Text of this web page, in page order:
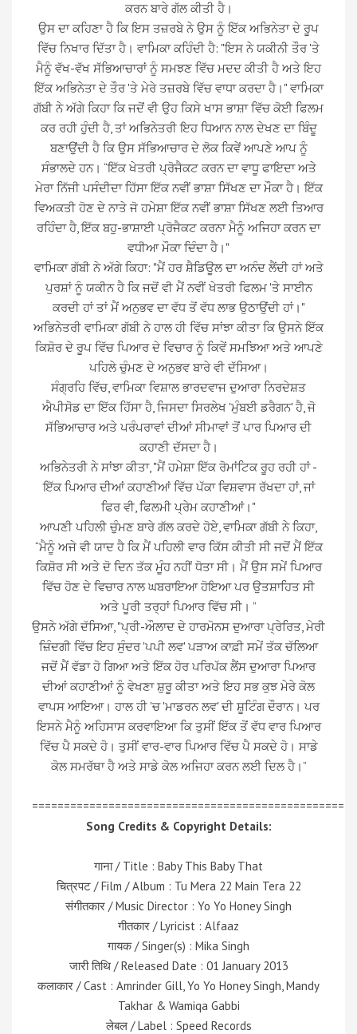
ਕਰਨ ਬਾਰੇ ਗੱਲ ਕੀਤੀ ਹੈ।
ਉਸ ਦਾ ਕਹਿਣਾ ਹੈ ਕਿ ਇਸ ਤਜ਼ਰਬੇ ਨੇ ਉਸ ਨੂੰ ਇੱਕ ਅਭਿਨੇਤਾ ਦੇ ਰੂਪ
ਵਿੱਚ ਨਿਖਾਰ ਦਿੱਤਾ ਹੈ। ਵਾਮਿਕਾ ਕਹਿੰਦੀ ਹੈ: "ਇਸ ਨੇ ਯਕੀਨੀ ਤੌਰ 'ਤੇ
ਮੈਨੂੰ ਵੱਖ-ਵੱਖ ਸੱਭਿਆਚਾਰਾਂ ਨੂੰ ਸਮਝਣ ਵਿੱਚ ਮਦਦ ਕੀਤੀ ਹੈ ਅਤੇ ਇਹ
ਇੱਕ ਅਭਿਨੇਤਾ ਦੇ ਤੌਰ 'ਤੇ ਮੇਰੇ ਤਜ਼ਰਬੇ ਵਿੱਚ ਵਾਧਾ ਕਰਦਾ ਹੈ।" ਵਾਮਿਕਾ
ਗੱਬੀ ਨੇ ਅੱਗੇ ਕਿਹਾ ਕਿ ਜਦੋਂ ਵੀ ਉਹ ਕਿਸੇ ਖਾਸ ਭਾਸ਼ਾ ਵਿੱਚ ਕੋਈ ਫਿਲਮ
ਕਰ ਰਹੀ ਹੁੰਦੀ ਹੈ, ਤਾਂ ਅਭਿਨੇਤਰੀ ਇਹ ਧਿਆਨ ਨਾਲ ਦੇਖਣ ਦਾ ਬਿੰਦੂ
ਬਣਾਉਂਦੀ ਹੈ ਕਿ ਉਸ ਸੱਭਿਆਚਾਰ ਦੇ ਲੋਕ ਕਿਵੇਂ ਆਪਣੇ ਆਪ ਨੂੰ
ਸੰਭਾਲਦੇ ਹਨ। “ਇੱਕ ਖੇਤਰੀ ਪ੍ਰੋਜੈਕਟ ਕਰਨ ਦਾ ਵਾਧੂ ਫਾਇਦਾ ਅਤੇ
ਮੇਰਾ ਨਿੱਜੀ ਪਸੰਦੀਦਾ ਹਿੱਸਾ ਇੱਕ ਨਵੀਂ ਭਾਸ਼ਾ ਸਿੱਖਣ ਦਾ ਮੌਕਾ ਹੈ। ਇੱਕ
ਵਿਅਕਤੀ ਹੋਣ ਦੇ ਨਾਤੇ ਜੋ ਹਮੇਸ਼ਾ ਇੱਕ ਨਵੀਂ ਭਾਸ਼ਾ ਸਿੱਖਣ ਲਈ ਤਿਆਰ
ਰਹਿੰਦਾ ਹੈ, ਇੱਕ ਬਹੁ-ਭਾਸ਼ਾਈ ਪ੍ਰੋਜੈਕਟ ਕਰਨਾ ਮੈਨੂੰ ਅਜਿਹਾ ਕਰਨ ਦਾ
ਵਧੀਆ ਮੌਕਾ ਦਿੰਦਾ ਹੈ।"
ਵਾਮਿਕਾ ਗੱਬੀ ਨੇ ਅੱਗੇ ਕਿਹਾ: "ਮੈਂ ਹਰ ਸ਼ੈਡਿਊਲ ਦਾ ਅਨੰਦ ਲੈਂਦੀ ਹਾਂ ਅਤੇ
ਪੁਰਸ਼ਾਂ ਨੂੰ ਯਕੀਨ ਹੈ ਕਿ ਜਦੋਂ ਵੀ ਮੈਂ ਨਵੀਂ ਖੇਤਰੀ ਫਿਲਮ 'ਤੇ ਸਾਈਨ
ਕਰਦੀ ਹਾਂ ਤਾਂ ਮੈਂ ਅਨੁਭਵ ਦਾ ਵੱਧ ਤੋਂ ਵੱਧ ਲਾਭ ਉਠਾਉਂਦੀ ਹਾਂ।"
ਅਭਿਨੇਤਰੀ ਵਾਮਿਕਾ ਗੱਬੀ ਨੇ ਹਾਲ ਹੀ ਵਿੱਚ ਸਾਂਝਾ ਕੀਤਾ ਕਿ ਉਸਨੇ ਇੱਕ
ਕਿਸ਼ੋਰ ਦੇ ਰੂਪ ਵਿੱਚ ਪਿਆਰ ਦੇ ਵਿਚਾਰ ਨੂੰ ਕਿਵੇਂ ਸਮਝਿਆ ਅਤੇ ਆਪਣੇ
ਪਹਿਲੇ ਚੁੰਮਣ ਦੇ ਅਨੁਭਵ ਬਾਰੇ ਵੀ ਦੱਸਿਆ।
ਸੰਗ੍ਰਹਿ ਵਿੱਚ, ਵਾਮਿਕਾ ਵਿਸ਼ਾਲ ਭਾਰਦਵਾਜ ਦੁਆਰਾ ਨਿਰਦੇਸ਼ਤ
ਐਪੀਸੋਡ ਦਾ ਇੱਕ ਹਿੱਸਾ ਹੈ, ਜਿਸਦਾ ਸਿਰਲੇਖ 'ਮੁੰਬਈ ਡਰੈਗਨ' ਹੈ, ਜੋ
ਸੱਭਿਆਚਾਰ ਅਤੇ ਪਰੰਪਰਾਵਾਂ ਦੀਆਂ ਸੀਮਾਵਾਂ ਤੋਂ ਪਾਰ ਪਿਆਰ ਦੀ
ਕਹਾਣੀ ਦੱਸਦਾ ਹੈ।
ਅਭਿਨੇਤਰੀ ਨੇ ਸਾਂਝਾ ਕੀਤਾ, "ਮੈਂ ਹਮੇਸ਼ਾ ਇੱਕ ਰੋਮਾਂਟਿਕ ਰੂਹ ਰਹੀ ਹਾਂ -
ਇੱਕ ਪਿਆਰ ਦੀਆਂ ਕਹਾਣੀਆਂ ਵਿੱਚ ਪੱਕਾ ਵਿਸ਼ਵਾਸ ਰੱਖਦਾ ਹਾਂ, ਜਾਂ
ਫਿਰ ਵੀ, ਫਿਲਮੀ ਪ੍ਰੇਮ ਕਹਾਣੀਆਂ।"
ਆਪਣੀ ਪਹਿਲੀ ਚੁੰਮਣ ਬਾਰੇ ਗੱਲ ਕਰਦੇ ਹੋਏ, ਵਾਮਿਕਾ ਗੱਬੀ ਨੇ ਕਿਹਾ,
“ਮੈਨੂੰ ਅਜੇ ਵੀ ਯਾਦ ਹੈ ਕਿ ਮੈਂ ਪਹਿਲੀ ਵਾਰ ਕਿੱਸ ਕੀਤੀ ਸੀ ਜਦੋਂ ਮੈਂ ਇੱਕ
ਕਿਸ਼ੋਰ ਸੀ ਅਤੇ ਦੋ ਦਿਨ ਤੱਕ ਮੂੰਹ ਨਹੀਂ ਧੋਤਾ ਸੀ। ਮੈਂ ਉਸ ਸਮੇਂ ਪਿਆਰ
ਵਿੱਚ ਹੋਣ ਦੇ ਵਿਚਾਰ ਨਾਲ ਘਬਰਾਇਆ ਹੋਇਆ ਪਰ ਉਤਸ਼ਾਹਿਤ ਸੀ
ਅਤੇ ਪੂਰੀ ਤਰ੍ਹਾਂ ਪਿਆਰ ਵਿੱਚ ਸੀ। ”
ਉਸਨੇ ਅੱਗੇ ਦੱਸਿਆ, "ਪ੍ਰੀ-ਔਲਾਦ ਦੇ ਹਾਰਮੋਨਸ ਦੁਆਰਾ ਪ੍ਰੇਰਿਤ, ਮੇਰੀ
ਜ਼ਿੰਦਗੀ ਵਿੱਚ ਇਹ ਸੁੰਦਰ 'ਪਪੀ ਲਵ' ਪੜਾਅ ਕਾਫ਼ੀ ਸਮੇਂ ਤੱਕ ਚੱਲਿਆ
ਜਦੋਂ ਮੈਂ ਵੱਡਾ ਹੋ ਗਿਆ ਅਤੇ ਇੱਕ ਹੋਰ ਪਰਿਪੱਕ ਲੈਂਸ ਦੁਆਰਾ ਪਿਆਰ
ਦੀਆਂ ਕਹਾਣੀਆਂ ਨੂੰ ਵੇਖਣਾ ਸ਼ੁਰੂ ਕੀਤਾ ਅਤੇ ਇਹ ਸਭ ਕੁਝ ਮੇਰੇ ਕੋਲ
ਵਾਪਸ ਆਇਆ। ਹਾਲ ਹੀ 'ਚ 'ਮਾਡਰਨ ਲਵ' ਦੀ ਸ਼ੂਟਿੰਗ ਦੌਰਾਨ। ਪਰ
ਇਸਨੇ ਮੈਨੂੰ ਅਹਿਸਾਸ ਕਰਵਾਇਆ ਕਿ ਤੁਸੀਂ ਇੱਕ ਤੋਂ ਵੱਧ ਵਾਰ ਪਿਆਰ
ਵਿੱਚ ਪੈ ਸਕਦੇ ਹੋ। ਤੁਸੀਂ ਵਾਰ-ਵਾਰ ਪਿਆਰ ਵਿੱਚ ਪੈ ਸਕਦੇ ਹੋ। ਸਾਡੇ
ਕੋਲ ਸਮਰੱਥਾ ਹੈ ਅਤੇ ਸਾਡੇ ਕੋਲ ਅਜਿਹਾ ਕਰਨ ਲਈ ਦਿਲ ਹੈ।”
=================================================
Song Credits & Copyright Details:
गाना / Title : Baby This Baby That
चित्रपट / Film / Album : Tu Mera 22 Main Tera 22
संगीतकार / Music Director : Yo Yo Honey Singh
गीतकार / Lyricist : Alfaaz
गायक / Singer(s) : Mika Singh
जारी तिथि / Released Date : 01 January 2013
कलाकार / Cast : Amrinder Gill, Yo Yo Honey Singh, Mandy
Takhar & Wamiqa Gabbi
लेबल / Label : Speed Records